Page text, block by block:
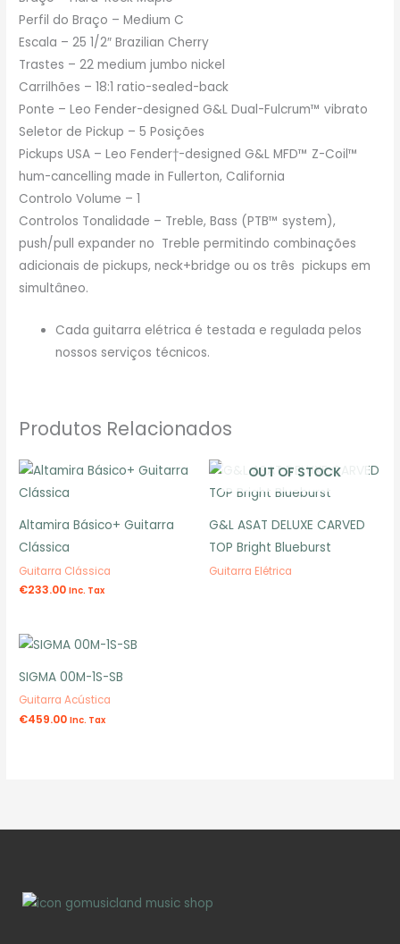
Perfil do Braço – Medium C
Escala – 25 1/2″ Brazilian Cherry
Trastes – 22 medium jumbo nickel
Carrilhões – 18:1 ratio-sealed-back
Ponte – Leo Fender-designed G&L Dual-Fulcrum™ vibrato
Seletor de Pickup – 5 Posições
Pickups USA – Leo Fender†-designed G&L MFD™ Z-Coil™
hum-cancelling made in Fullerton, California
Controlo Volume – 1
Controlos Tonalidade – Treble, Bass (PTB™ system),
push/pull expander no Treble permitindo combinações
adicionais de pickups, neck+bridge ou os três pickups em
simultâneo.
Cada guitarra elétrica é testada e regulada pelos
nossos serviços técnicos.
Produtos Relacionados
Altamira Básico+ Guitarra
Clássica
Guitarra Clássica
€233.00 Inc. Tax
OUT OF STOCK
G&L ASAT DELUXE CARVED
TOP Bright Blueburst
Guitarra Elétrica
SIGMA 00M-1S-SB
Guitarra Acústica
€459.00 Inc. Tax